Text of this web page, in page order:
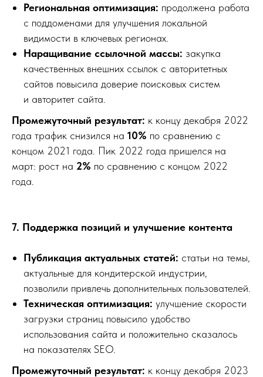
Региональная оптимизация: продолжена работа
с поддоменами для улучшения локальной
видимости в ключевых регионах.
Наращивание ссылочной массы: закупка
качественных внешних ссылок с авторитетных
сайтов повысила доверие поисковых систем
и авторитет сайта.
Промежуточный результат: к концу декабря 2022
года трафик снизился на 10% по сравнению с
концом 2021 года. Пик 2022 года пришелся на
март: рост на 2% по сравнению с концом 2022
года.
7. Поддержка позиций и улучшение контента
Публикация актуальных статей: статьи на темы,
актуальные для кондитерской индустрии,
позволили привлечь дополнительных пользователей.
Техническая оптимизация: улучшение скорости
загрузки страниц повысило удобство
использования сайта и положительно сказалось
на показателях SEO.
Промежуточный результат: к концу декабря 2023